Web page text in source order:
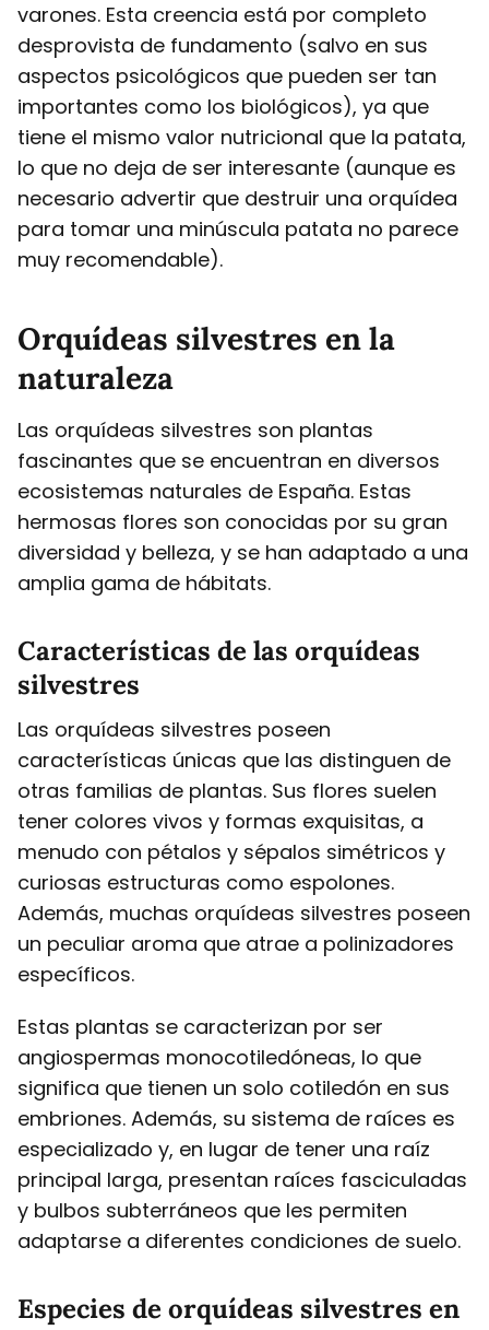
varones. Esta creencia está por completo
desprovista de fundamento (salvo en sus
aspectos psicológicos que pueden ser tan
importantes como los biológicos), ya que
tiene el mismo valor nutricional que la patata,
lo que no deja de ser interesante (aunque es
necesario advertir que destruir una orquídea
para tomar una minúscula patata no parece
muy recomendable).
Orquídeas silvestres en la
naturaleza
Las orquídeas silvestres son plantas
fascinantes que se encuentran en diversos
ecosistemas naturales de España. Estas
hermosas flores son conocidas por su gran
diversidad y belleza, y se han adaptado a una
amplia gama de hábitats.
Características de las orquídeas
silvestres
Las orquídeas silvestres poseen
características únicas que las distinguen de
otras familias de plantas. Sus flores suelen
tener colores vivos y formas exquisitas, a
menudo con pétalos y sépalos simétricos y
curiosas estructuras como espolones.
Además, muchas orquídeas silvestres poseen
un peculiar aroma que atrae a polinizadores
específicos.
Estas plantas se caracterizan por ser
angiospermas monocotiledóneas, lo que
significa que tienen un solo cotiledón en sus
embriones. Además, su sistema de raíces es
especializado y, en lugar de tener una raíz
principal larga, presentan raíces fasciculadas
y bulbos subterráneos que les permiten
adaptarse a diferentes condiciones de suelo.
Especies de orquídeas silvestres en